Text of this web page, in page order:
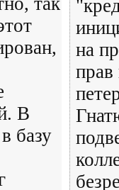
В
базу
на
прав